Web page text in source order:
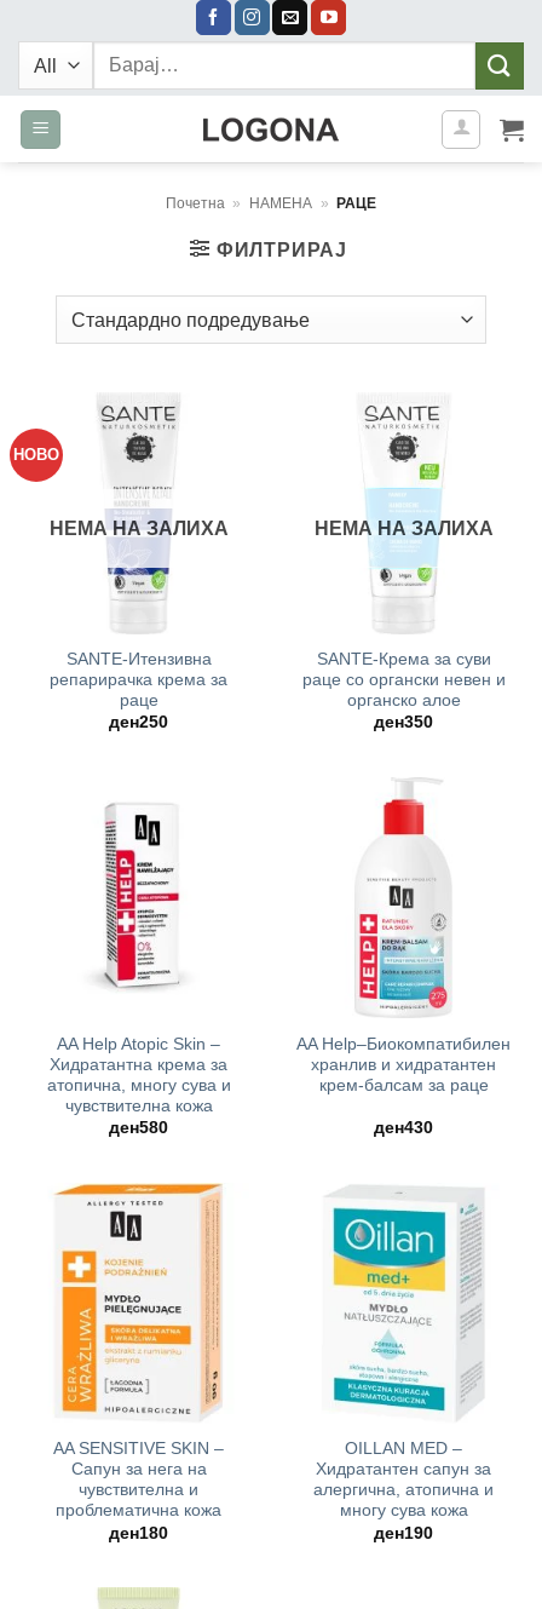
content
Барај:
Почетна » НАМЕНА » РАЦЕ
ФИЛТРИРАЈ
НОВО
НЕМА НА ЗАЛИХА
SANTE-Итензивна
репарирачка крема за
раце
ден250
НЕМА НА ЗАЛИХА
SANTE-Крема за суви
раце со органски невен и
органско алое
ден350
AA Help Atopic Skin –
Хидратантна крема за
атопична, многу сува и
чувствителна кожа
ден580
AA Help–Биокомпатибилен
хранлив и хидратантен
крем-балсам за раце
ден430
AA SENSITIVE SKIN –
Сапун за нега на
чувствителна и
проблематична кожа
ден180
OILLAN MED –
Хидратантен сапун за
алергична, атопична и
многу сува кожа
ден190